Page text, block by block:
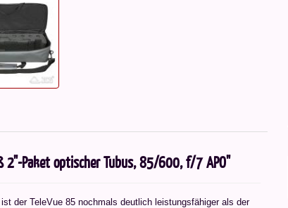
2"-Paket optischer Tubus, 85/600, f/7 APO"
der TeleVue 85 nochmals deutlich leistungsfähiger als der